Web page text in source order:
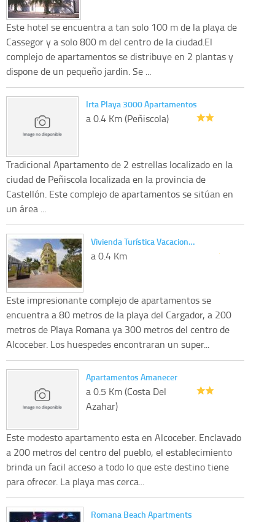
Este hotel se encuentra a tan solo 100 m de la playa de
Cassegor y a solo 800 m del centro de la ciudad.El
complejo de apartamentos se distribuye en 2 plantas y
dispone de un pequeño jardin. Se ...
Irta Playa 3000 Apartamentos
a 0.4 Km (Peñiscola)
Tradicional Apartamento de 2 estrellas localizado en la
ciudad de Peñiscola localizada en la provincia de
Castellón. Este complejo de apartamentos se sitúan en
un área ...
Vivienda Turística Vacacion…
a 0.4 Km
Este impresionante complejo de apartamentos se
encuentra a 80 metros de la playa del Cargador, a 200
metros de Playa Romana ya 300 metros del centro de
Alcoceber. Los huespedes encontraran un super...
Apartamentos Amanecer
a 0.5 Km (Costa Del
Azahar)
Este modesto apartamento esta en Alcoceber. Enclavado
a 200 metros del centro del pueblo, el establecimiento
brinda un facil acceso a todo lo que este destino tiene
para ofrecer. La playa mas cerca...
Romana Beach Apartments